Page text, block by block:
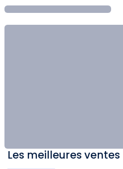
Les meilleures ventes